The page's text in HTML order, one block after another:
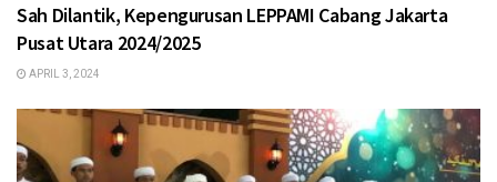
Sah Dilantik, Kepengurusan LEPPAMI Cabang Jakarta
Pusat Utara 2024/2025
APRIL 3, 2024